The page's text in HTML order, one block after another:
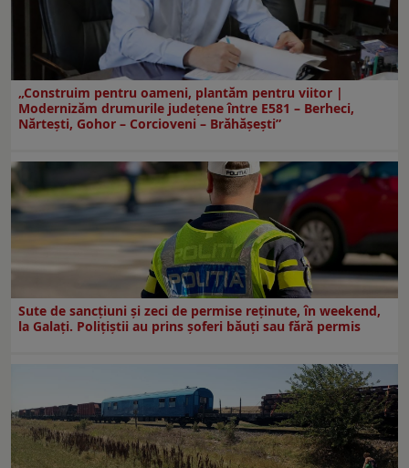
„Construim pentru oameni, plantăm pentru viitor |
Modernizăm drumurile județene între E581 – Berheci,
Nărtești, Gohor – Corcioveni – Brăhășești”
Sute de sancțiuni și zeci de permise reținute, în weekend,
la Galați. Polițiștii au prins șoferi băuți sau fără permis